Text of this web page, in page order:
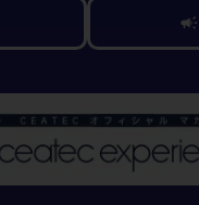
campaign